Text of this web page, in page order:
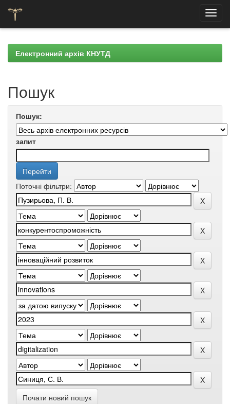
navigationЕлектронний архів КНУТД
Пошук
Пошук:
запит
Поточні фільтри:
Почати новий пошук